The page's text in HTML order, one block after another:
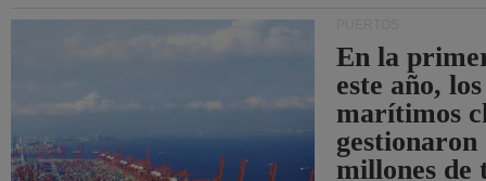
En la
este año,
marítimos
gestionaron
millones de